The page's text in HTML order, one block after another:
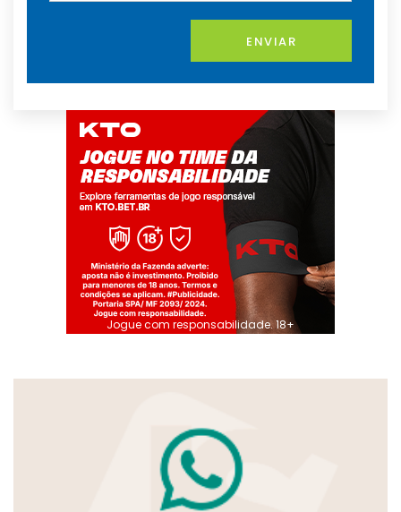
ENVIAR
Jogue com responsabilidade. 18+